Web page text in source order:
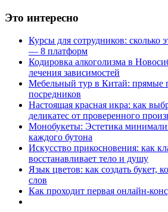
Это интересно
Курсы для сотрудников: сколько
— 8 платформ
Кодировка алкоголизма в
лечения зависимостей
Мебельный тур в Китай: прямые
посредников
Настоящая красная икра: как
деликатес от проверенного
Монобукеты: Эстетика
каждого бутона
Искусство прикосновения: как
восстанавливает тело и душу
Язык цветов: как создать букет,
слов
Как проходит первая онлайн-